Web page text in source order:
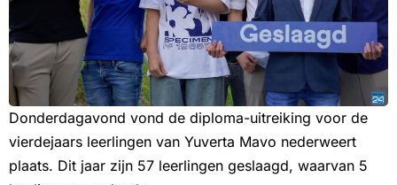
Donderdagavond vond de diploma-uitreiking voor de
vierdejaars leerlingen van Yuverta Mavo nederweert
plaats. Dit jaar zijn 57 leerlingen geslaagd, waarvan 5